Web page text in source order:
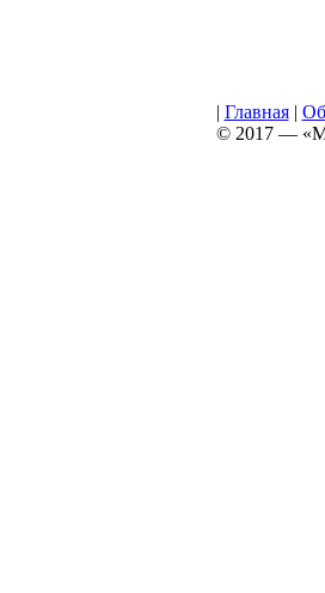
| Главная|
© 2017 —